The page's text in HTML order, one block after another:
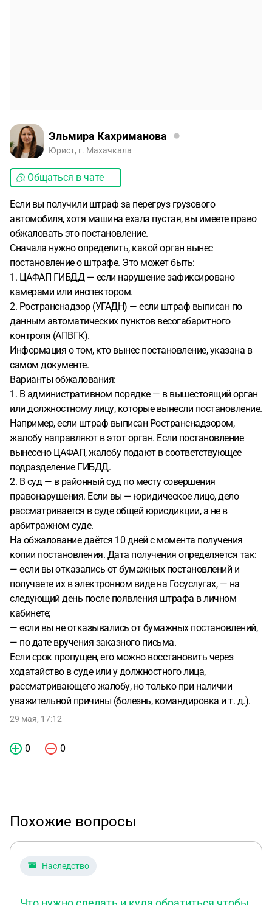
Эльмира Кахриманова
Юрист, г. Махачкала
Общаться в чате
Если вы получили штраф за перегруз грузового
автомобиля, хотя машина ехала пустая, вы имеете право
обжаловать это постановление.
Сначала нужно определить, какой орган вынес
постановление о штрафе. Это может быть:
1. ЦАФАП ГИБДД — если нарушение зафиксировано
камерами или инспектором.
2. Ространснадзор (УГАДН) — если штраф выписан по
данным автоматических пунктов весогабаритного
контроля (АПВГК).
Информация о том, кто вынес постановление, указана в
самом документе.
Варианты обжалования:
1. В административном порядке — в вышестоящий орган
или должностному лицу, которые вынесли постановление.
Например, если штраф выписан Ространснадзором,
жалобу направляют в этот орган. Если постановление
вынесено ЦАФАП, жалобу подают в соответствующее
подразделение ГИБДД.
2. В суд — в районный суд по месту совершения
правонарушения. Если вы — юридическое лицо, дело
рассматривается в суде общей юрисдикции, а не в
арбитражном суде.
На обжалование даётся 10 дней с момента получения
копии постановления. Дата получения определяется так:
— если вы отказались от бумажных постановлений и
получаете их в электронном виде на Госуслугах, — на
следующий день после появления штрафа в личном
кабинете;
— если вы не отказывались от бумажных постановлений,
— по дате вручения заказного письма.
Если срок пропущен, его можно восстановить через
ходатайство в суде или у должностного лица,
рассматривающего жалобу, но только при наличии
уважительной причины (болезнь, командировка и т. д.).
29 мая, 17:12
0 0
Похожие вопросы
Наследство